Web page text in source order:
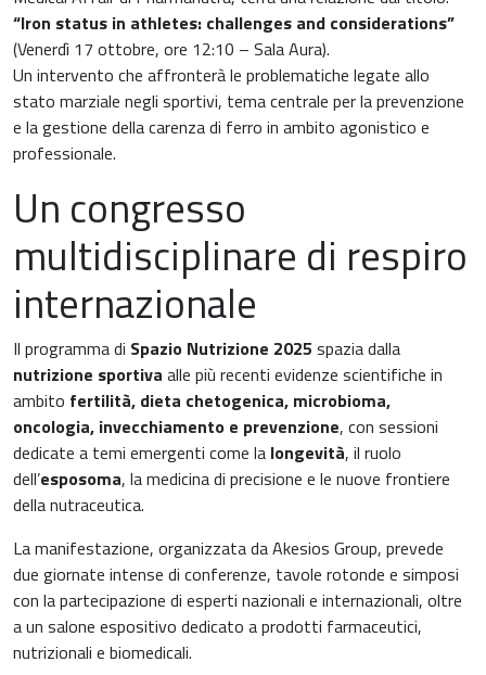
Medicina Interna, Geriatria e Reumatologia
Nutrizione e Metabolismo
Ortopedia e Traumatologia
Pediatria
Muscoli e articolazioni
News & Eventi
Nutrizione sportiva
Prodotti oftalmici
Riposo notturno
“Iron status in athletes: challenges and considerations”
(Venerdì 17 ottobre, ore 12:10 – Sala Aura).
Un intervento che affronterà le problematiche legate allo
stato marziale negli sportivi, tema centrale per la prevenzione
e la gestione della carenza di ferro in ambito agonistico e
professionale.
Un congresso
multidisciplinare di respiro
internazionale
Il programma di Spazio Nutrizione 2025 spazia dalla
nutrizione sportiva alle più recenti evidenze scientifiche in
ambito fertilità, dieta chetogenica, microbioma,
oncologia, invecchiamento e prevenzione, con sessioni
dedicate a temi emergenti come la longevità, il ruolo
dell’esposoma, la medicina di precisione e le nuove frontiere
della nutraceutica.
La manifestazione, organizzata da Akesios Group, prevede
due giornate intense di conferenze, tavole rotonde e simposi
con la partecipazione di esperti nazionali e internazionali, oltre
a un salone espositivo dedicato a prodotti farmaceutici,
nutrizionali e biomedicali.